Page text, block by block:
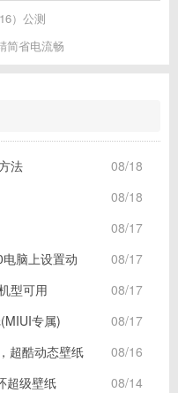
）公测
简省电流畅
08/18
法
08/18
08/17
08/17
脑上设置动
08/17
型可用
08/17
专属)
08/16
超酷动态壁纸
08/14
超级壁纸